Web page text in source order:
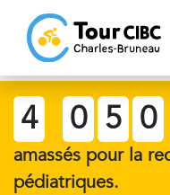
4 0 5 0
amassés pour la
pédiatriques.